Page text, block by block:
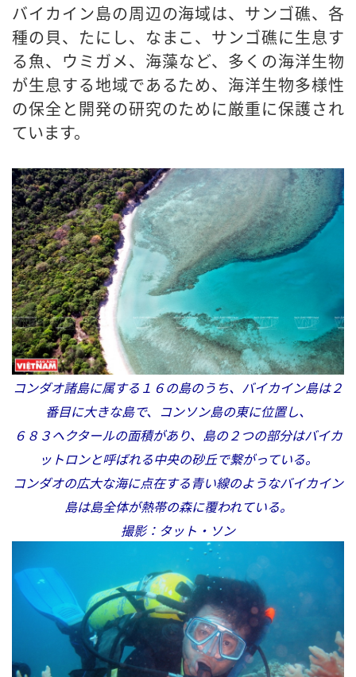
バイカイン島の周辺の海域は、サンゴ礁、各
種の貝、たにし、なまこ、サンゴ礁に生息す
る魚、ウミガメ、海藻など、多くの海洋生物
が生息する地域であるため、海洋生物多様性
の保全と開発の研究のために厳重に保護され
ています。
コンダオ諸島に属する１６の島のうち、バイカイン島は２
番目に大きな島で、コンソン島の東に位置し、
６８３ヘクタールの面積があり、島の２つの部分はバイカ
ットロンと呼ばれる中央の砂丘で繋がっている。
コンダオの広大な海に点在する青い線のようなバイカイン
島は島全体が熱帯の森に覆われている。
撮影：タット・ソン